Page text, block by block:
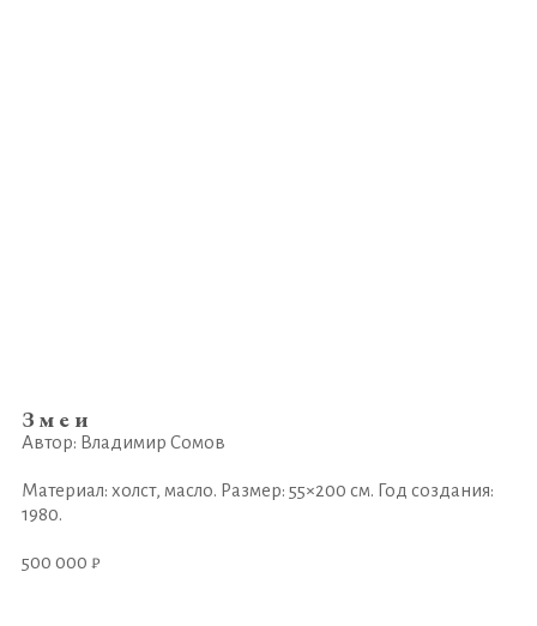
Змеи
Автор: Владимир Сомов
Материал: холст, масло. Размер: 55×200 см. Год создания:
1980.
500 000 ₽